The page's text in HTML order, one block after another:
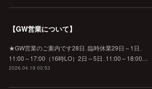
【GW営業について】
★GW営業のご案内です28日‥臨時休業29日～1日‥
11:00～17:00（16時LO）2日～5日‥11:00～18:00…
2026.04.19 00:53